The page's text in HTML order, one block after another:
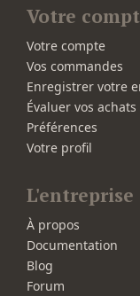
Votre
Votre compte
Vos commandes
Enregistrer votre
Évaluer vos achats
Préférences
Votre profil
L'entreprise
À propos
Documentation
Blog
Forum